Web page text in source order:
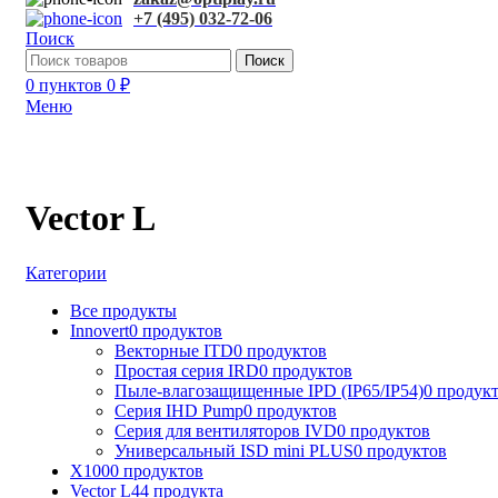
+7 (495) 032-72-06
Поиск
Поиск
0 пунктов 0 ₽
Меню
Vector L
Категории
Все продукты
Innovert0 продуктов
Векторные ITD0 продуктов
Простая серия IRD0 продуктов
Пыле-влагозащищенные IPD (IP65/IP54)0
Серия IHD Pump0 продуктов
Серия для вентиляторов IVD0 продуктов
Универсальный ISD mini PLUS0 продуктов
X1000 продуктов
Vector L44 продукта